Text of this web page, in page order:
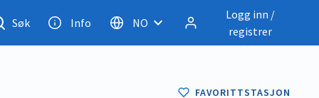
Søk Info NO
Logg inn /
registrer
FAVORITTSTASJON